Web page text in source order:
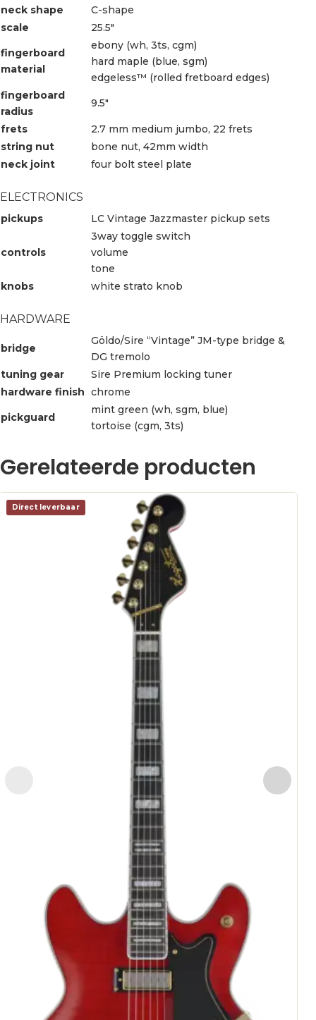
neck shape
C-shape
scale
25.5″
fingerboard
material
ebony (wh, 3ts, cgm)
hard maple (blue, sgm)
edgeless™ (rolled fretboard edges)
fingerboard
radius
9.5″
frets
2.7 mm medium jumbo, 22 frets
string nut
bone nut, 42mm width
neck joint
four bolt steel plate
ELECTRONICS
pickups LC Vintage Jazzmaster pickup sets
controls
3way toggle switch
volume
tone
knobs
white strato knob
HARDWARE
bridge
Göldo/Sire “Vintage” JM-type bridge &
DG tremolo
tuning gear
Sire Premium locking tuner
hardware finish chrome
pickguard
mint green (wh, sgm, blue)
tortoise (cgm, 3ts)
Gerelateerde producten
Direct leverbaar